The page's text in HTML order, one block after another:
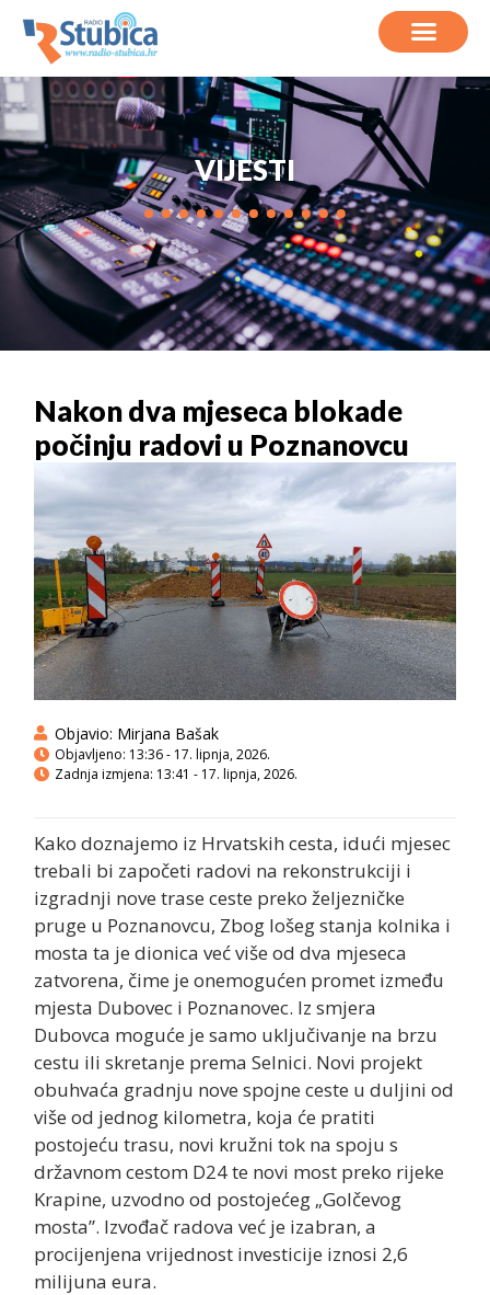
VIJESTI
Nakon dva mjeseca blokade
počinju radovi u Poznanovcu
Objavio: Mirjana Bašak
Objavljeno: 13:36 - 17. lipnja, 2026.
Zadnja izmjena: 13:41 - 17. lipnja, 2026.
Kako doznajemo iz Hrvatskih cesta, idući mjesec
trebali bi započeti radovi na rekonstrukciji i
izgradnji nove trase ceste preko željezničke
pruge u Poznanovcu, Zbog lošeg stanja kolnika i
mosta ta je dionica već više od dva mjeseca
zatvorena, čime je onemogućen promet između
mjesta Dubovec i Poznanovec. Iz smjera
Dubovca moguće je samo uključivanje na brzu
cestu ili skretanje prema Selnici. Novi projekt
obuhvaća gradnju nove spojne ceste u duljini od
više od jednog kilometra, koja će pratiti
postojeću trasu, novi kružni tok na spoju s
državnom cestom D24 te novi most preko rijeke
Krapine, uzvodno od postojećeg „Golčevog
mosta”. Izvođač radova već je izabran, a
procijenjena vrijednost investicije iznosi 2,6
milijuna eura.